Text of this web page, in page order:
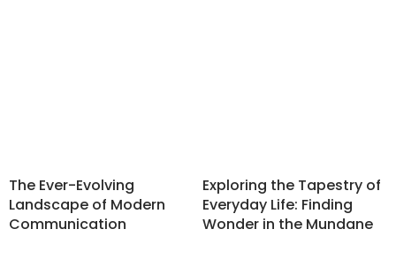
The Ever-Evolving
Landscape of Modern
Communication
Exploring the Tapestry of
Everyday Life: Finding
Wonder in the Mundane